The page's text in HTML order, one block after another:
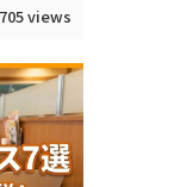
views